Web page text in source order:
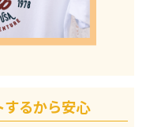
るから安心